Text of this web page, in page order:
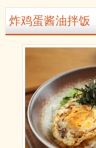
炸鸡蛋酱油拌饭